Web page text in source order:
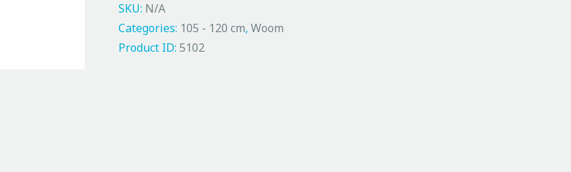
SKU: N/A
Categories: 105 - 120 cm, Woom
Product ID: 5102